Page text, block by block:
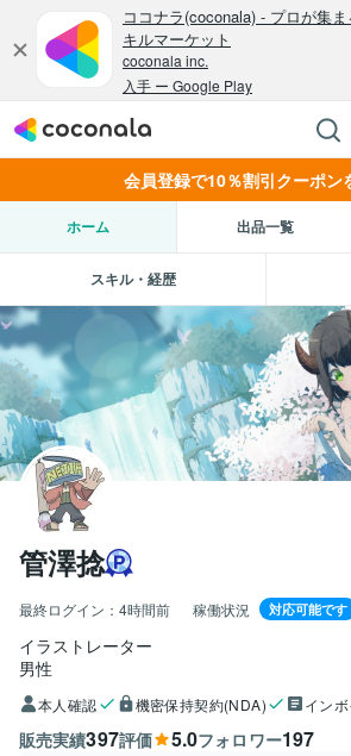
会員登録で10％割引クーポン
ホーム 出品一覧
スキル・経歴
管澤捻
最終ログイン： 4時間前 稼働状況 対応可能です
イラストレーター
男性
本人確認 機密保持契約(NDA) イン
販売実績397評価 5.0フォロワー197